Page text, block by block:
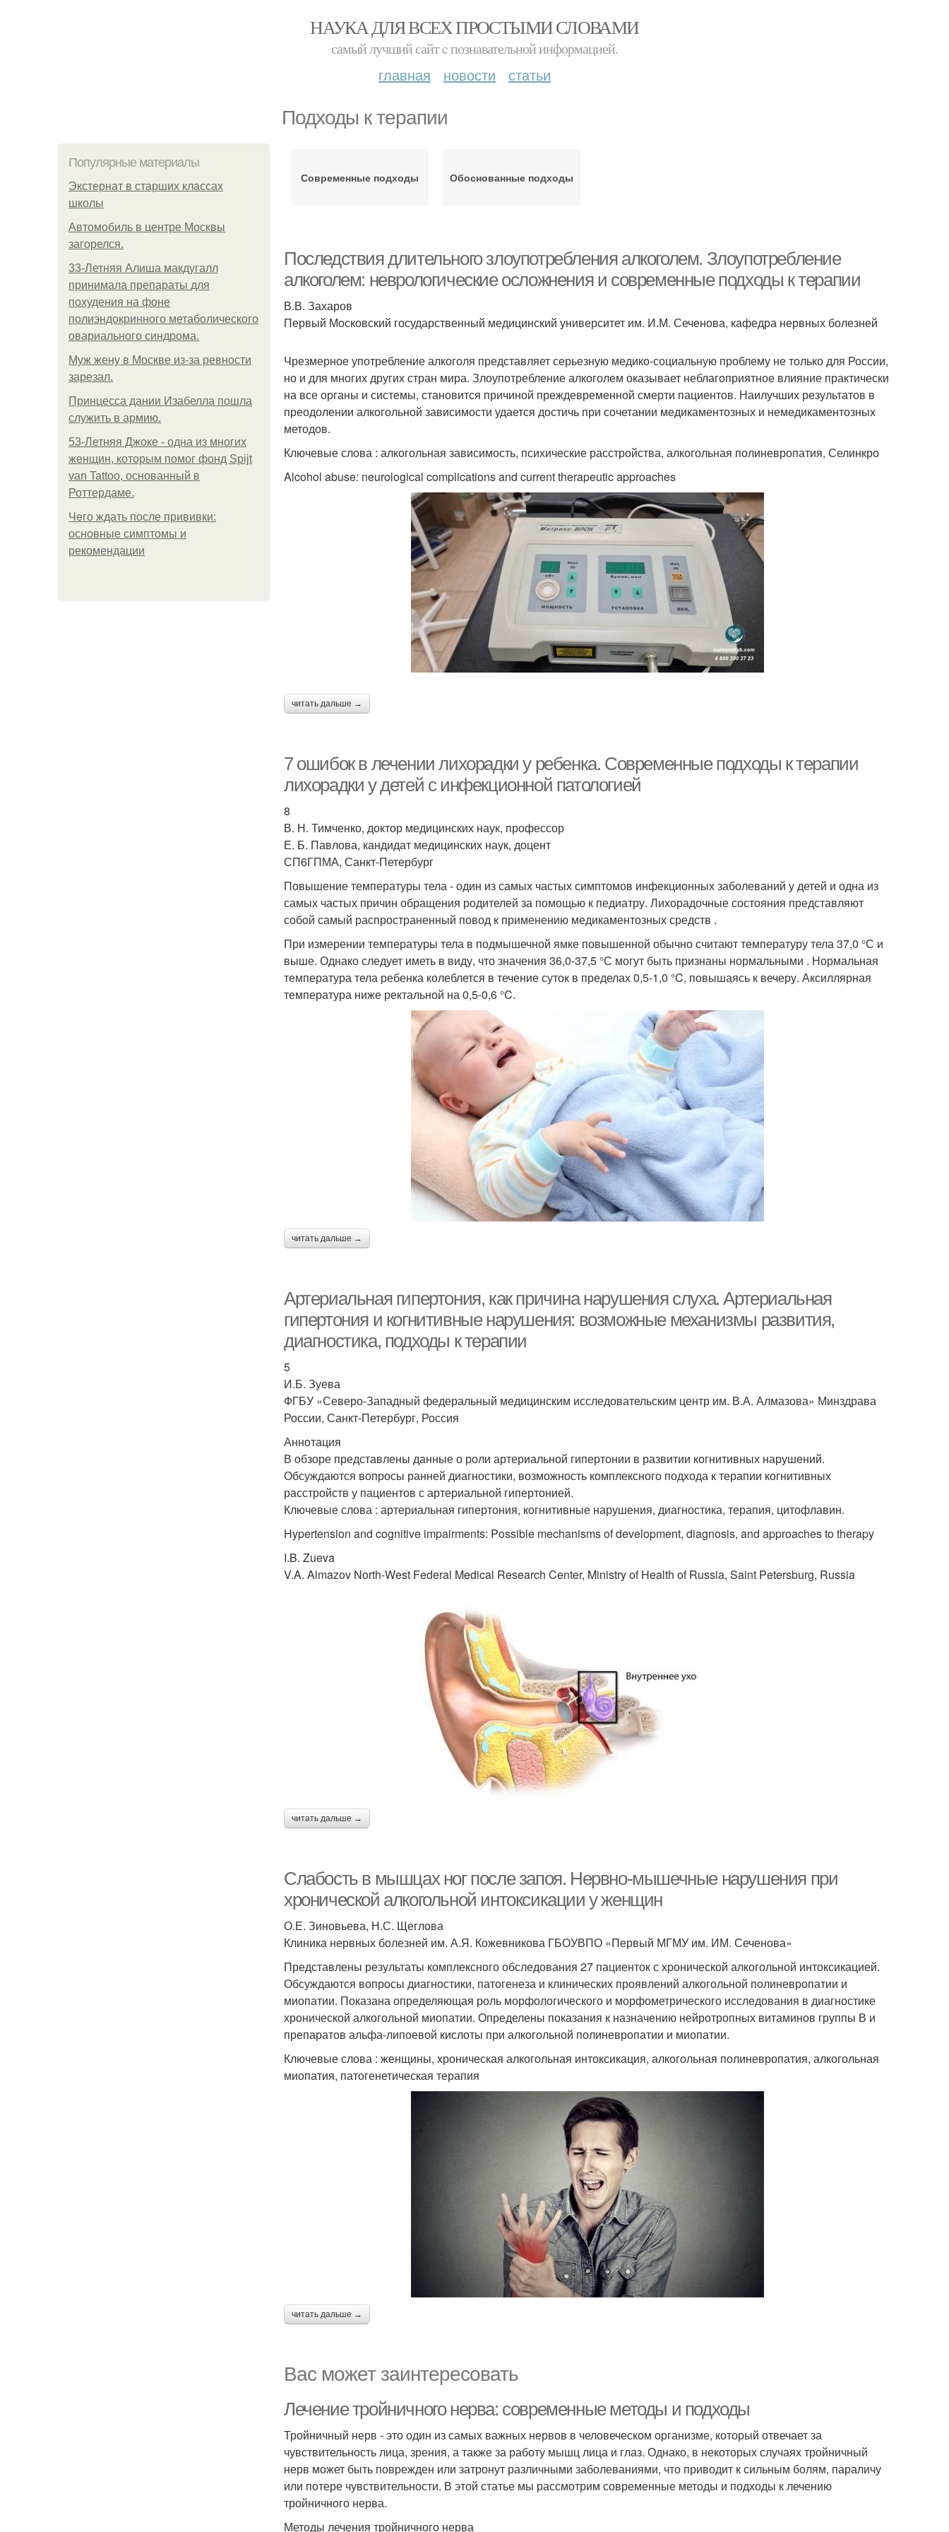
НАУКА ДЛЯ ВСЕХ ПРОСТЫМИ СЛОВАМИ
самый лучший сайт c познавательной информацией.
главная новости статьи
Подходы к терапии
Популярные материалы
Экстернат в старших классах
школы
Автомобиль в центре Москвы
загорелся.
33-Летняя Алиша макдугалл
принимала препараты для
похудения на фоне
полиэндокринного метаболического
овариального синдрома.
Mуж жену в Москве из-за ревности
зарезал.
Принцесса дании Изабелла пошла
служить в армию.
53-Летняя Джоке - одна из многих
женщин, которым помог фонд Spijt
van Tattoo, основанный в
Роттердаме.
Чего ждать после прививки:
основные симптомы и
рекомендации
Современные подходы Обоснованные подходы
Последствия длительного злоупотребления алкоголем. Злоупотребление
алкоголем: неврологические осложнения и современные подходы к терапии
В.В. Захаров
Первый Московский государственный медицинский университет им. И.М. Сеченова, кафедра нервных болезней
Чрезмерное употребление алкоголя представляет серьезную медико-социальную проблему не только для России,
но и для многих других стран мира. Злоупотребление алкоголем оказывает неблагоприятное влияние практически
на все органы и системы, становится причиной преждевременной смерти пациентов. Наилучших результатов в
преодолении алкогольной зависимости удается достичь при сочетании медикаментозных и немедикаментозных
методов.
Ключевые слова : алкогольная зависимость, психические расстройства, алкогольная полиневропатия, Селинкро
Alcohol abuse: neurological complications and current therapeutic approaches
читать дальше →
7 ошибок в лечении лихорадки у ребенка. Современные подходы к терапии
лихорадки у детей с инфекционной патологией
8
В. Н. Тимченко, доктор медицинских наук, профессор
Е. Б. Павлова, кандидат медицинских наук, доцент
СП6ГПМА, Санкт-Петербург
Повышение температуры тела - один из самых частых симптомов инфекционных заболеваний у детей и одна из
самых частых причин обращения родителей за помощью к педиатру. Лихорадочные состояния представляют
собой самый распространенный повод к применению медикаментозных средств .
При измерении температуры тела в подмышечной ямке повышенной обычно считают температуру тела 37,0 °С и
выше. Однако следует иметь в виду, что значения 36,0-37,5 °С могут быть признаны нормальными . Нормальная
температура тела ребенка колеблется в течение суток в пределах 0,5-1,0 °C, повышаясь к вечеру. Аксиллярная
температура ниже ректальной на 0,5-0,6 °C.
читать дальше →
Артериальная гипертония, как причина нарушения слуха. Артериальная
гипертония и когнитивные нарушения: возможные механизмы развития,
диагностика, подходы к терапии
5
И.Б. Зуева
ФГБУ «Северо-Западный федеральный медицинским исследовательским центр им. В.А. Алмазова» Минздрава
России, Санкт-Петербург, Россия
Аннотация
В обзоре представлены данные о роли артериальной гипертонии в развитии когнитивных нарушений.
Обсуждаются вопросы ранней диагностики, возможность комплексного подхода к терапии когнитивных
расстройств у пациентов с артериальной гипертонией.
Ключевые слова : артериальная гипертония, когнитивные нарушения, диагностика, терапия, цитофлавин.
Hypertension and cognitive impairments: Possible mechanisms of development, diagnosis, and approaches to therapy
I.B. Zueva
V.A. Almazov North-West Federal Medical Research Center, Ministry of Health of Russia, Saint Petersburg, Russia
читать дальше →
Слабость в мышцах ног после запоя. Нервно-мышечные нарушения при
хронической алкогольной интоксикации у женщин
О.Е. Зиновьева, Н.С. Щеглова
Клиника нервных болезней им. А.Я. Кожевникова ГБОУВПО «Первый МГМУ им. ИМ. Сеченова»
Представлены результаты комплексного обследования 27 пациенток с хронической алкогольной интоксикацией.
Обсуждаются вопросы диагностики, патогенеза и клинических проявлений алкогольной полиневропатии и
миопатии. Показана определяющая роль морфологического и морфометрического исследования в диагностике
хронической алкогольной миопатии. Определены показания к назначению нейротропных витаминов группы В и
препаратов альфа-липоевой кислоты при алкогольной полиневропатии и миопатии.
Ключевые слова : женщины, хроническая алкогольная интоксикация, алкогольная полиневропатия, алкогольная
миопатия, патогенетическая терапия
читать дальше →
Вас может заинтересовать
Лечение тройничного нерва: современные методы и подходы
Тройничный нерв - это один из самых важных нервов в человеческом организме, который отвечает за
чувствительность лица, зрения, а также за работу мышц лица и глаз. Однако, в некоторых случаях тройничный
нерв может быть поврежден или затронут различными заболеваниями, что приводит к сильным болям, параличу
или потере чувствительности. В этой статье мы рассмотрим современные методы и подходы к лечению
тройничного нерва.
Методы лечения тройничного нерва